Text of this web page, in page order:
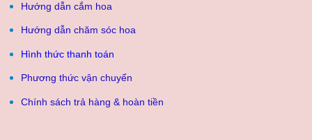
Hướng dẫn cắm hoa
Hướng dẫn chăm sóc hoa
Hình thức thanh toán
Phương thức vận chuyển
Chính sách trả hàng & hoàn tiền